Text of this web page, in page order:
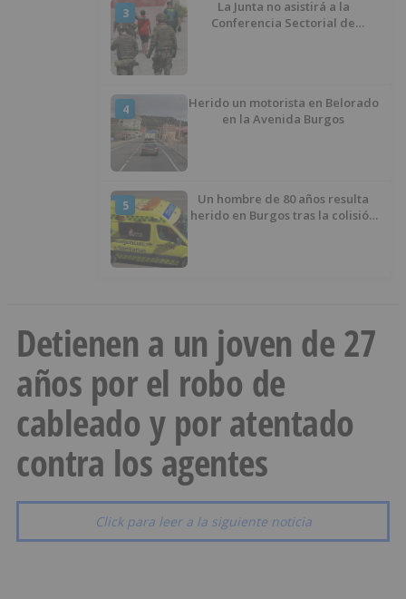
3
La Junta no asistirá a la
Conferencia Sectorial de
4
Herido un motorista en Belorado
en la Avenida Burgos
5
Un hombre de 80 años resulta
herido en Burgos tras la colisión
Detienen a un joven de 27
años por el robo de
cableado y por atentado
contra los agentes
Click para leer a la siguiente noticia